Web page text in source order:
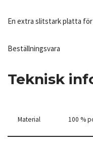
En extra slitstark platta
Beställningsvara
Teknisk
Material 100 %